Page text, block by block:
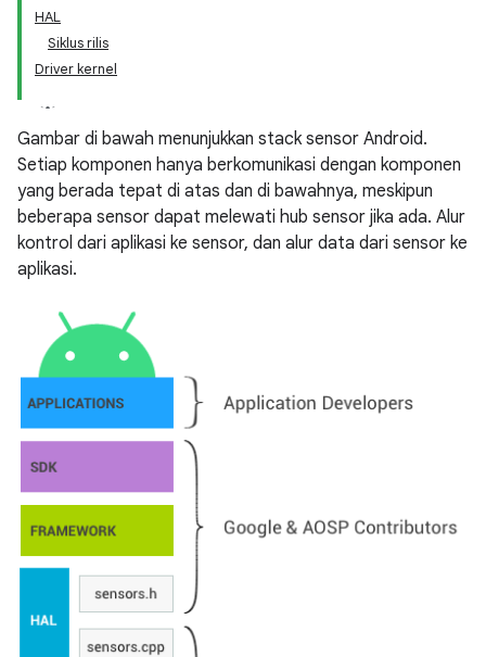
HAL
Siklus rilis
Driver kernel
Gambar di bawah menunjukkan stack sensor Android.
Setiap komponen hanya berkomunikasi dengan komponen
yang berada tepat di atas dan di bawahnya, meskipun
beberapa sensor dapat melewati hub sensor jika ada. Alur
kontrol dari aplikasi ke sensor, dan alur data dari sensor ke
aplikasi.